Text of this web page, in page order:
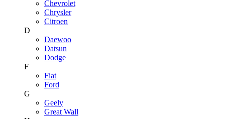
Chevrolet
Chrysler
Citroen
D
Daewoo
Datsun
Dodge
F
Fiat
Ford
G
Geely
Great Wall